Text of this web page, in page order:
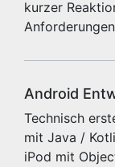
kurzer
Android
Technisch
mit Java /
iPod mit